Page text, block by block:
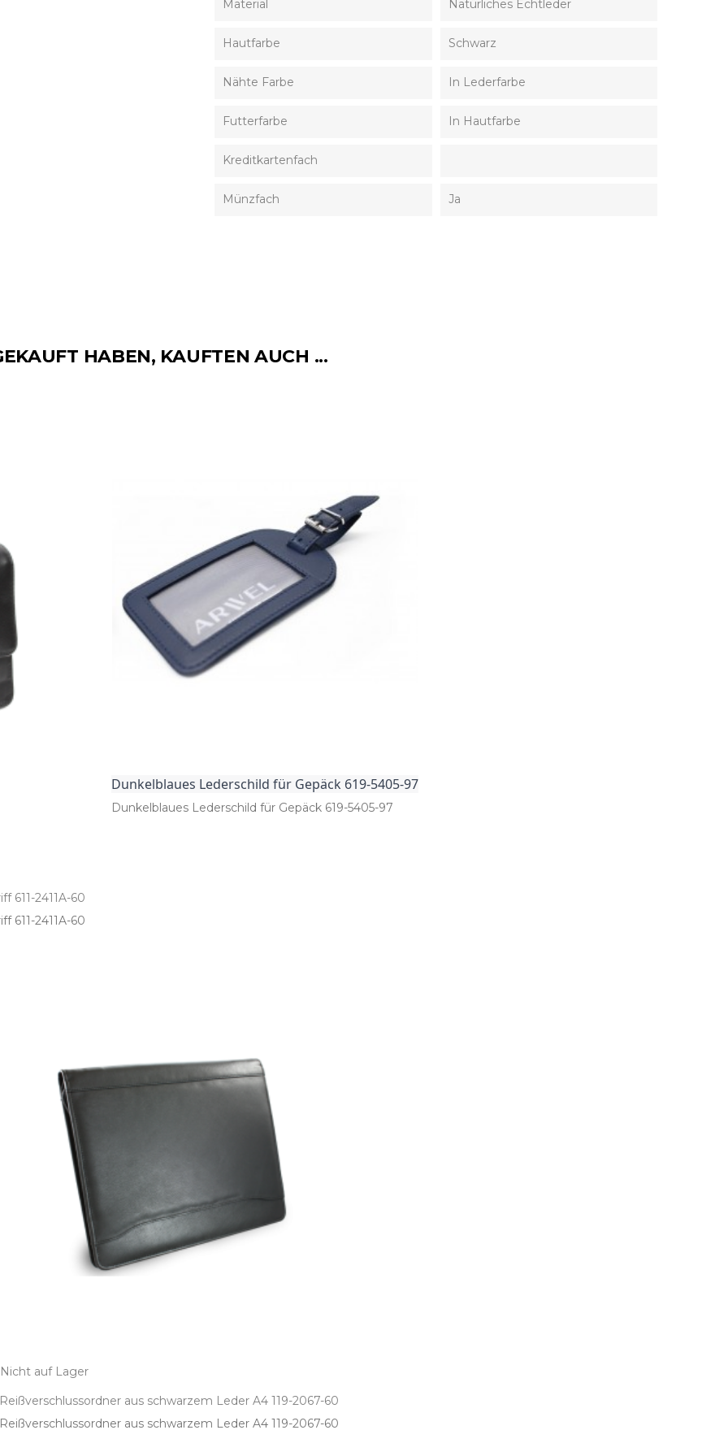
Material Natürliches Echtleder
Hautfarbe Schwarz
Nähte Farbe In Lederfarbe
Futterfarbe In Hautfarbe
Kreditkartenfach
Münzfach Ja
HABEN, KAUFTEN AUCH ...
611-2411A-60
611­-2411A­-60
Dunkelblaues Lederschild für Gepäck 619-5405-97
Dunkelblaues Lederschild für Gepäck 619­-5405­-97
Nicht auf Lager
Reißverschlussordner aus schwarzem Leder A4 119-2067-60
Reißverschlussordner aus schwarzem Leder A4 119­-2067­-60